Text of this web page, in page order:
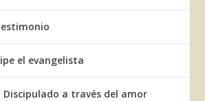
el evangelista
a través del amor